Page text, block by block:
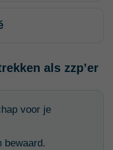
als zzp’er
voor je
bewaard.